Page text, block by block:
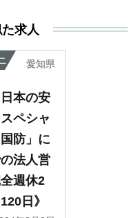
が
求人
愛知県
本の安
ペシャ
防」に
法人営
週休2
日》